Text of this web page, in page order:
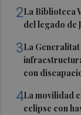
2La Biblioteca
del legado de
3La Generalitat
con
4La movilidad
eclipse con